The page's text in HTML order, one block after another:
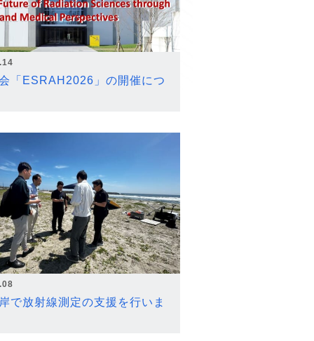
「ESRAH2026」の開催につ
で放射線測定の支援を行いま